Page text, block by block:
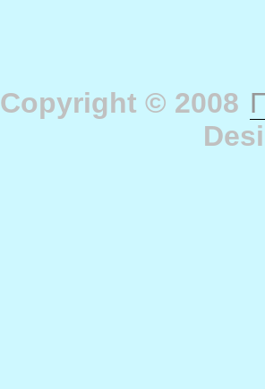
Copyright © 2008